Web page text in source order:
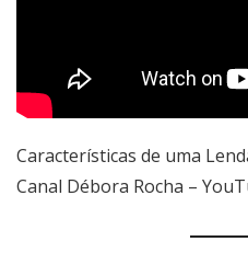
Características de uma
Canal Débora Rocha –